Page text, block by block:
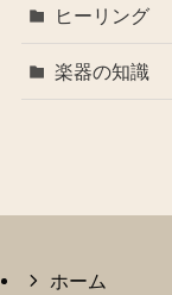
ヒーリング
楽器の知識
ホーム